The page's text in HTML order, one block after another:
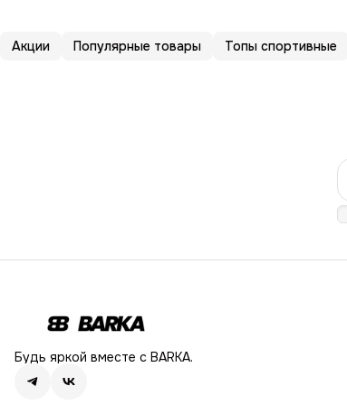
Акции Популярные товары Топы спортивные
Будь яркой вместе с BARKA.